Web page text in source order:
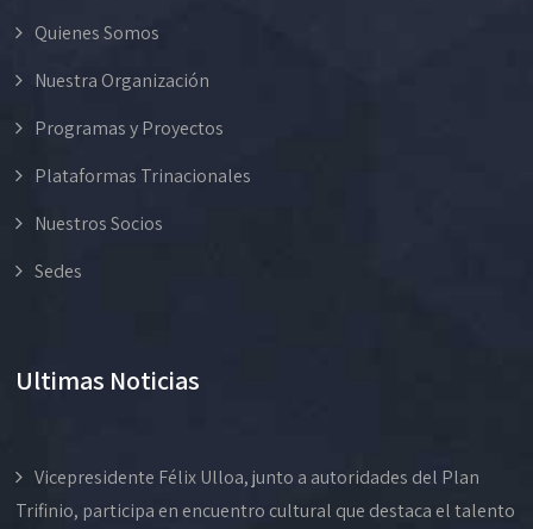
Quienes Somos
Nuestra Organización
Programas y Proyectos
Plataformas Trinacionales
Nuestros Socios
Sedes
Ultimas Noticias
Vicepresidente Félix Ulloa, junto a autoridades del Plan
Trifinio, participa en encuentro cultural que destaca el talento